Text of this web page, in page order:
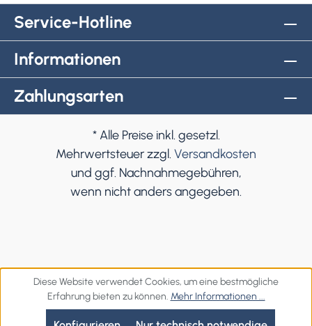
Service-Hotline
Informationen
Zahlungsarten
* Alle Preise inkl. gesetzl.
Mehrwertsteuer zzgl. Versandkosten
und ggf. Nachnahmegebühren,
wenn nicht anders angegeben.
Diese Website verwendet Cookies, um eine bestmögliche
Erfahrung bieten zu können. Mehr Informationen ...